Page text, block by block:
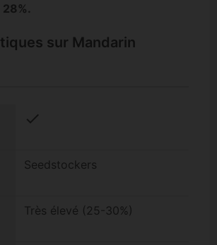
sur Mandarin
check
Seedstockers
Très élevé (25-30%)